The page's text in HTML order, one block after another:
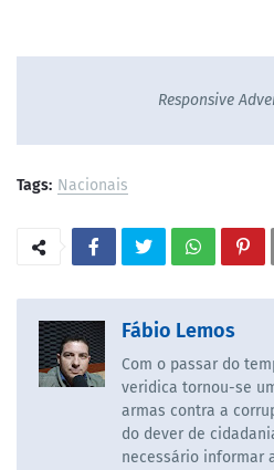
Responsive
Tags: Nacionais
Fábio Lemos
Com o passar do
veridica tornou-se
armas contra a
do dever de
necessário informar